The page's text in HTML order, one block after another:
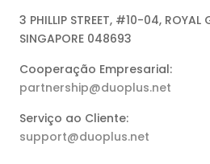
3 PHILLIP STREET, #10-04, ROYAL
SINGAPORE 048693
Cooperação Empresarial:
partnership@duoplus.net
Serviço ao Cliente:
support@duoplus.net